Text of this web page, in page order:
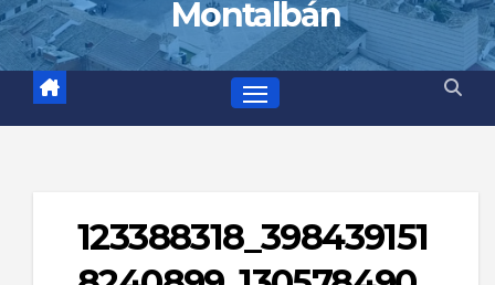
Montalbán
123388318_398439151